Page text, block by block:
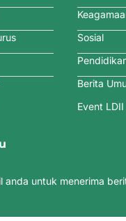
Sosial
Berita
Event LDII
anda untuk menerima